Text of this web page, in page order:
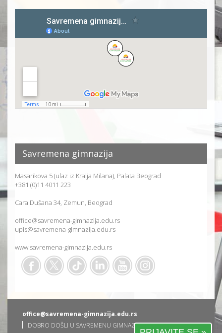
Savremena gimnazija
Masarikova 5 (ulaz iz Kralja Milana), Palata Beograd
+381 (0)11 4011 223
Cara Dušana 34, Zemun, Beograd
office@savremena-gimnazija.edu.rs
upis@savremena-gimnazija.edu.rs
www.savremena-gimnazija.edu.rs
office@savremena-gimnazija.edu.rs
DOBRO DOŠLI U SAVREMENU GIMNAZIJU